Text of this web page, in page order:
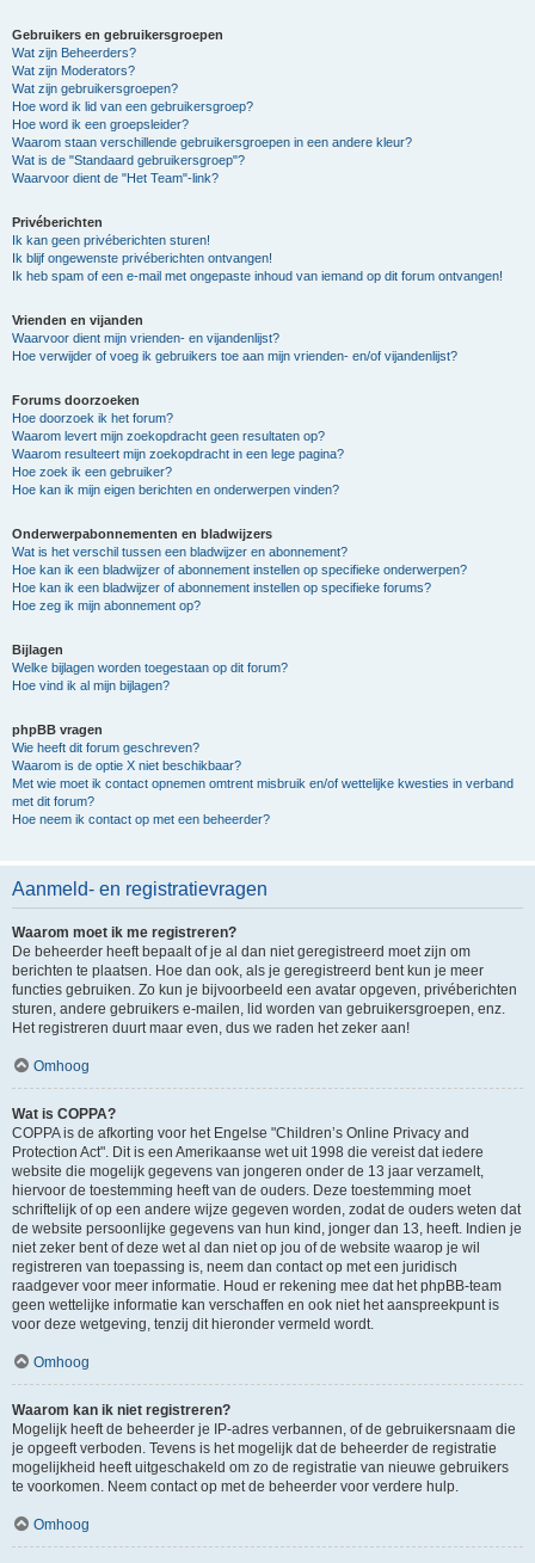
Gebruikers en gebruikersgroepen
Wat zijn Beheerders?
Wat zijn Moderators?
Wat zijn gebruikersgroepen?
Hoe word ik lid van een gebruikersgroep?
Hoe word ik een groepsleider?
Waarom staan verschillende gebruikersgroepen in een andere kleur?
Wat is de "Standaard gebruikersgroep"?
Waarvoor dient de "Het Team"-link?
Privéberichten
Ik kan geen privéberichten sturen!
Ik blijf ongewenste privéberichten ontvangen!
Ik heb spam of een e-mail met ongepaste inhoud van iemand op dit forum ontvangen!
Vrienden en vijanden
Waarvoor dient mijn vrienden- en vijandenlijst?
Hoe verwijder of voeg ik gebruikers toe aan mijn vrienden- en/of vijandenlijst?
Forums doorzoeken
Hoe doorzoek ik het forum?
Waarom levert mijn zoekopdracht geen resultaten op?
Waarom resulteert mijn zoekopdracht in een lege pagina?
Hoe zoek ik een gebruiker?
Hoe kan ik mijn eigen berichten en onderwerpen vinden?
Onderwerpabonnementen en bladwijzers
Wat is het verschil tussen een bladwijzer en abonnement?
Hoe kan ik een bladwijzer of abonnement instellen op specifieke onderwerpen?
Hoe kan ik een bladwijzer of abonnement instellen op specifieke forums?
Hoe zeg ik mijn abonnement op?
Bijlagen
Welke bijlagen worden toegestaan op dit forum?
Hoe vind ik al mijn bijlagen?
phpBB vragen
Wie heeft dit forum geschreven?
Waarom is de optie X niet beschikbaar?
Met wie moet ik contact opnemen omtrent misbruik en/of wettelijke kwesties in verband
met dit forum?
Hoe neem ik contact op met een beheerder?
Aanmeld- en registratievragen
Waarom moet ik me registreren?
De beheerder heeft bepaalt of je al dan niet geregistreerd moet zijn om
berichten te plaatsen. Hoe dan ook, als je geregistreerd bent kun je meer
functies gebruiken. Zo kun je bijvoorbeeld een avatar opgeven, privéberichten
sturen, andere gebruikers e-mailen, lid worden van gebruikersgroepen, enz.
Het registreren duurt maar even, dus we raden het zeker aan!
Omhoog
Wat is COPPA?
COPPA is de afkorting voor het Engelse "Children’s Online Privacy and
Protection Act". Dit is een Amerikaanse wet uit 1998 die vereist dat iedere
website die mogelijk gegevens van jongeren onder de 13 jaar verzamelt,
hiervoor de toestemming heeft van de ouders. Deze toestemming moet
schriftelijk of op een andere wijze gegeven worden, zodat de ouders weten dat
de website persoonlijke gegevens van hun kind, jonger dan 13, heeft. Indien je
niet zeker bent of deze wet al dan niet op jou of de website waarop je wil
registreren van toepassing is, neem dan contact op met een juridisch
raadgever voor meer informatie. Houd er rekening mee dat het phpBB-team
geen wettelijke informatie kan verschaffen en ook niet het aanspreekpunt is
voor deze wetgeving, tenzij dit hieronder vermeld wordt.
Omhoog
Waarom kan ik niet registreren?
Mogelijk heeft de beheerder je IP-adres verbannen, of de gebruikersnaam die
je opgeeft verboden. Tevens is het mogelijk dat de beheerder de registratie
mogelijkheid heeft uitgeschakeld om zo de registratie van nieuwe gebruikers
te voorkomen. Neem contact op met de beheerder voor verdere hulp.
Omhoog